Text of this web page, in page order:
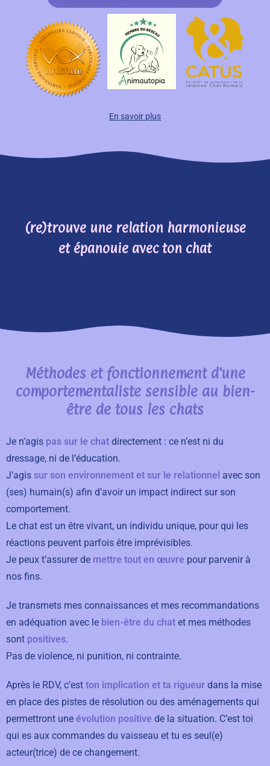
En savoir plus
(re)trouve une relation harmonieuse
et épanouie avec ton chat
Méthodes et fonctionnement d'une
comportementaliste sensible au bien-
être de tous les chats
Je n’agis pas sur le chat directement : ce n’est ni du
dressage, ni de l’éducation.
J’agis sur son environnement et sur le relationnel avec son
(ses) humain(s) afin d’avoir un impact indirect sur son
comportement.
Le chat est un être vivant, un individu unique, pour qui les
réactions peuvent parfois être imprévisibles.
Je peux t’assurer de mettre tout en œuvre pour parvenir à
nos fins.
Je transmets mes connaissances et mes recommandations
en adéquation avec le bien-être du chat et mes méthodes
sont positives.
Pas de violence, ni punition, ni contrainte.
Après le RDV, c’est ton implication et ta rigueur dans la mise
en place des pistes de résolution ou des aménagements qui
permettront une évolution positive de la situation. C’est toi
qui es aux commandes du vaisseau et tu es seul(e)
acteur(trice) de ce changement.